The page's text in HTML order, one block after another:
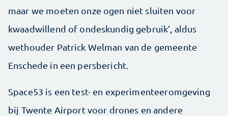
maar we moeten onze ogen niet sluiten voor
kwaadwillend of ondeskundig gebruik’, aldus
wethouder Patrick Welman van de gemeente
Enschede in een persbericht.
Space53 is een test- en experimenteeromgeving
bij Twente Airport voor drones en andere